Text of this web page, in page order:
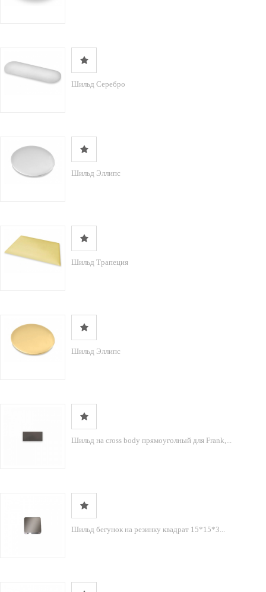
Шильд Серебро
Шильд Эллипс
Шильд Трапеция
Шильд Эллипс
Шильд на cross body прямоуголный для Frank,...
Шильд бегунок на резинку квадрат 15*15*3...